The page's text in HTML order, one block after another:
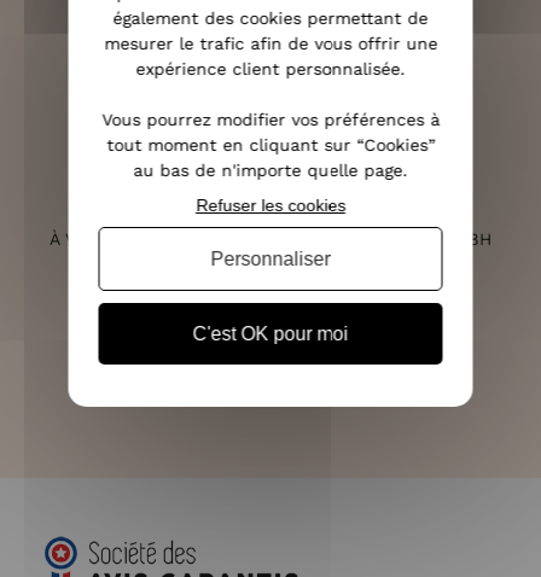
RETOURS SOUS 14 JOURS
SERVICE CLIENT
À VOTRE ÉCOUTE DU LUNDI AU SAMEDI DE 10H À 18H
PAIEMENT 100% SÉCURISÉ
également des cookies permettant de
mesurer le trafic afin de vous offrir une
expérience client personnalisée.
Vous pourrez modifier vos préférences à
tout moment en cliquant sur “Cookies”
au bas de n'importe quelle page.
C'est OK pour moi
Refuser les cookies
Personnaliser